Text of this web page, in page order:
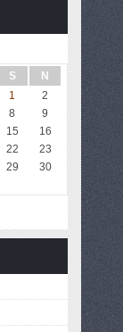
S
N
1
2
8
9
15
16
22
23
29
30